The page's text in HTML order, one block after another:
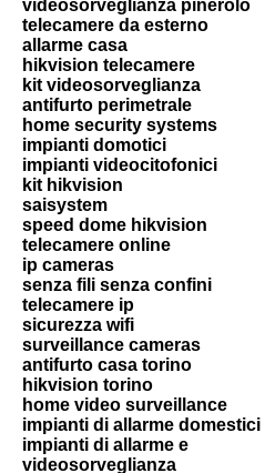
videosorveglianza pinerolo
telecamere da esterno
allarme casa
hikvision telecamere
kit videosorveglianza
antifurto perimetrale
home security systems
impianti domotici
impianti videocitofonici
kit hikvision
saisystem
speed dome hikvision
telecamere online
ip cameras
senza fili senza confini
telecamere ip
sicurezza wifi
surveillance cameras
antifurto casa torino
hikvision torino
home video surveillance
impianti di allarme domestici
impianti di allarme e
videosorveglianza